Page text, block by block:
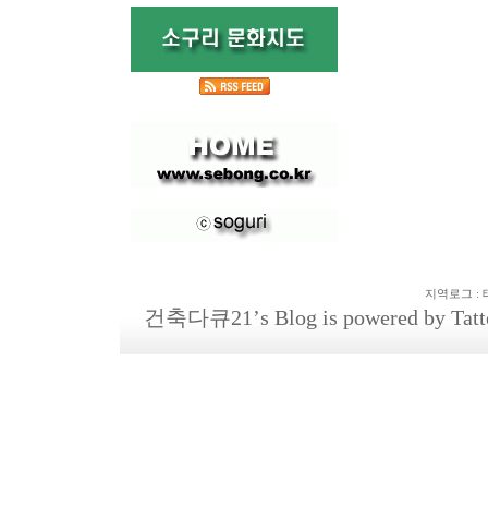
지역로그 :
건축다큐21 ’s Blog is powered by